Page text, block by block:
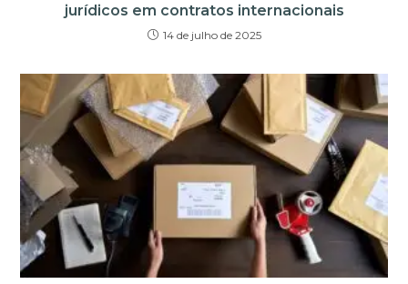
jurídicos em contratos internacionais
14 de julho de 2025